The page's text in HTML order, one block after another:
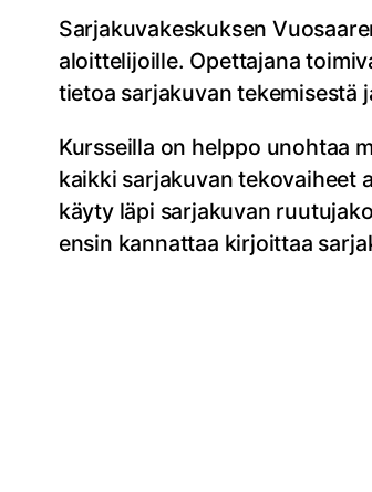
Sarjakuvakeskuksen
aloittelijoille. Opettajana
tietoa sarjakuvan tekemisestä
Kursseilla on helppo unohtaa
kaikki sarjakuvan tekovaiheet
käyty läpi sarjakuvan
ensin kannattaa kirjoittaa